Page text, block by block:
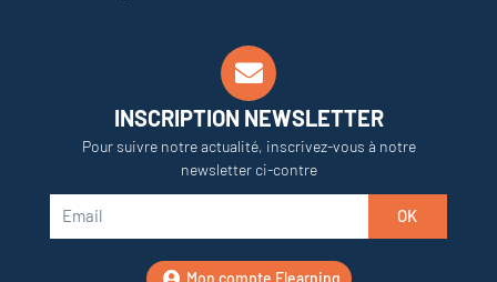
INSCRIPTION NEWSLETTER
Pour suivre notre actualité, inscrivez-vous à notre
newsletter ci-contre
OK
Mon compte Elearning